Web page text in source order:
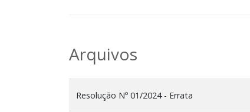
Arquivos
Resolução Nº 01/2024 - Errata